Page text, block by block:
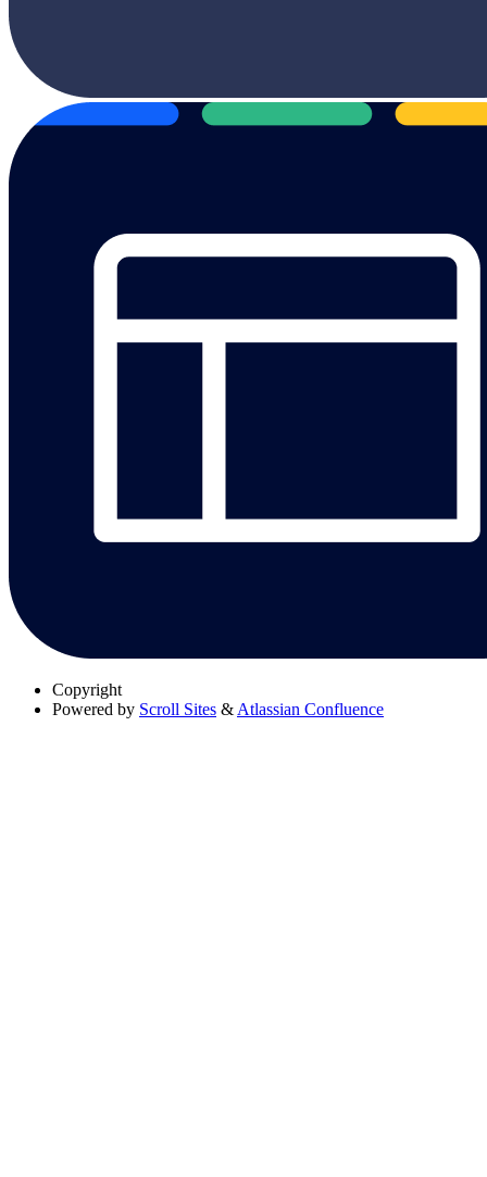
Copyright
Powered by Scroll Sites & Atlassian Confluence